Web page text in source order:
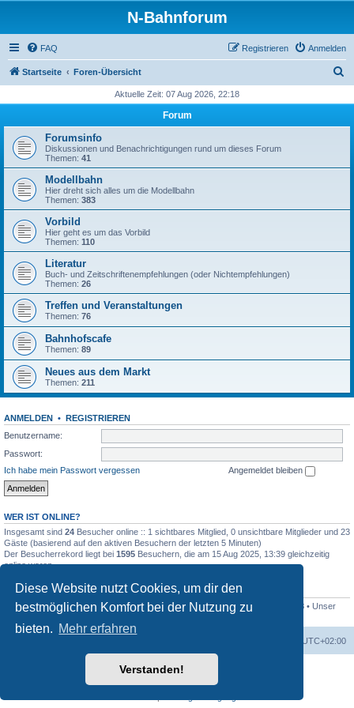
Diese Website nutzt Cookies, um dir den
bestmöglichen Komfort bei der Nutzung zu
bieten. Mehr erfahren
Verstanden!
N-Bahnforum
FAQ Anmelden
Registrieren
Startseite Foren-Übersicht
h
Aktuelle Zeit: 07 Aug 2026, 22:18
Forum
Forumsinfo
Diskussionen und Benachrichtigungen rund um dieses Forum
Themen: 41
Modellbahn
Hier dreht sich alles um die Modellbahn
Themen: 383
Vorbild
Hier geht es um das Vorbild
Themen: 110
Literatur
Buch- und Zeitschriftenempfehlungen (oder Nichtempfehlungen)
Themen: 26
Treffen und Veranstaltungen
Themen: 76
Bahnhofscafe
Themen: 89
Neues aus dem Markt
Themen: 211
ANMELDEN • REGISTRIEREN
Benutzername:
Passwort:
Ich habe mein Passwort vergessen
Angemeldet bleiben
WER IST ONLINE?
Insgesamt sind 24 Besucher online :: 1 sichtbares Mitglied, 0 unsichtbare Mitglieder und 23
Gäste (basierend auf den aktiven Besuchern der letzten 5 Minuten)
Der Besucherrekord liegt bei 1595 Besuchern, die am 15 Aug 2025, 13:39 gleichzeitig
online waren.
STATISTIK
Beiträge insgesamt16956• Themen insgesamt 954 • Mitglieder insgesamt 128 • Unser
neuestes Mitglied:
UTC+02:00
Powered byphpBB® Forum Software © phpBB Limited
phpBB.de